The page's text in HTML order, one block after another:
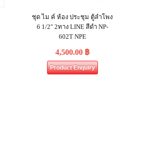
ชุด ไม ค์ ห้อง ประชุม ตู้ลำโพง
6 1/2″ 2ทาง LINE สีดำ NP-
602T NPE
4,500.00 ฿
Product Enquiry